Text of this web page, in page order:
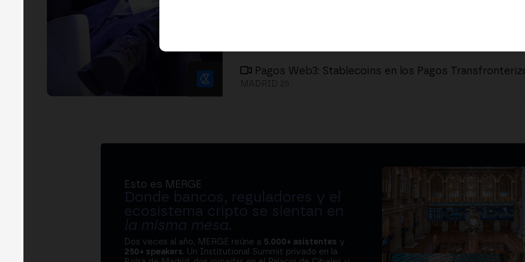
Pagos Web3: Stablecoins en los Pagos
Esto es MERGE
Donde bancos, reguladores y el
ecosistema cripto se sientan en
la misma mesa.
Dos veces al año, MERGE reúne a 5.000+ asistentes y
250+ speakers. Un Institutional Summit privado en la